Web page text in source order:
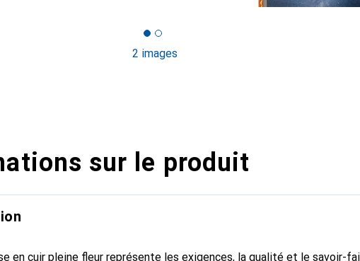
2 images
sur le produit
en cuir pleine fleur représente les exigences, la qualité et le savoir-